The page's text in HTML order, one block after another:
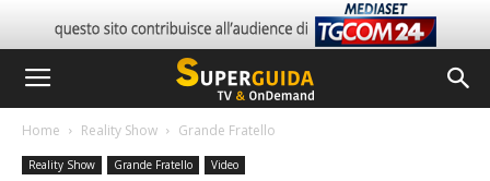
Home Reality Show Grande Fratello
Reality Show Grande Fratello Video